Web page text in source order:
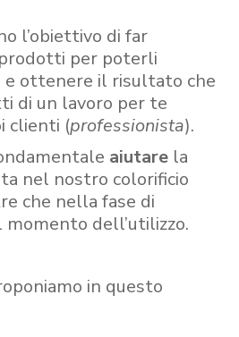
l’obiettivo di far
per poterli
e ottenere il risultato che
di un lavoro per te
clienti (professionista).
aiutare la
nel nostro colorificio
che nella fase di
momento dell’utilizzo.
in questo